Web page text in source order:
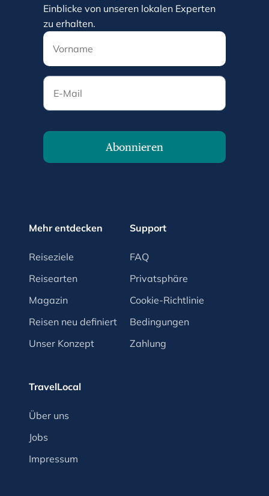
Einblicke von unseren lokalen Experten
zu erhalten.
E-Mail
Abonnieren
Mehr entdecken
Reiseziele
Reisearten
Magazin
Reisen neu definiert
Unser Konzept
Support
FAQ
Privatsphäre
Cookie-Richtlinie
Bedingungen
Zahlung
TravelLocal
Über uns
Jobs
Impressum